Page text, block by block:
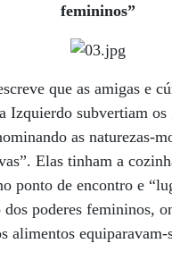
femininos”
que as amigas e
Izquierdo subvertiam os
as naturezas-
Elas tinham a
ponto de encontro e
poderes femininos,
alimentos equiparavam-